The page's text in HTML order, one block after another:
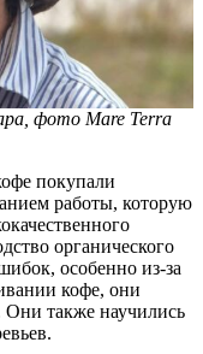
фото Mare Terra
покупали
работы, которую
органического
особенно из-за
кофе, они
Они также научились